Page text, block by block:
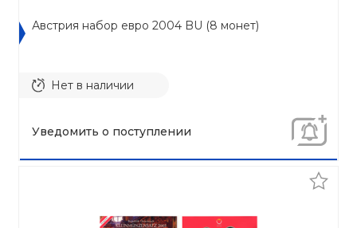
Австрия набор евро 2004 BU (8 монет)
Нет в наличии
Уведомить о поступлении